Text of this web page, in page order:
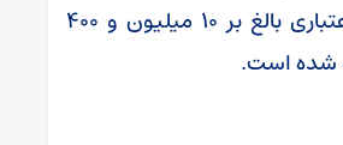
این پروژه‌ها، اعتباری بالغ بر ۱۰ میلیون و ۴۰۰
شده است.